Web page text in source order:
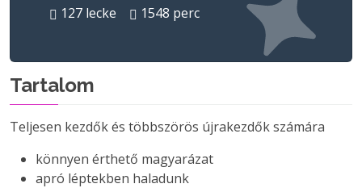
127 lecke 1548 perc
Tartalom
Teljesen kezdők és többszörös újrakezdők számára
könnyen érthető magyarázat
apró léptekben haladunk